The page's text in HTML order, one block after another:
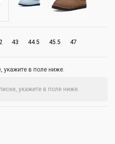
43 44.5 45.5 47
укажите в поле ниже.